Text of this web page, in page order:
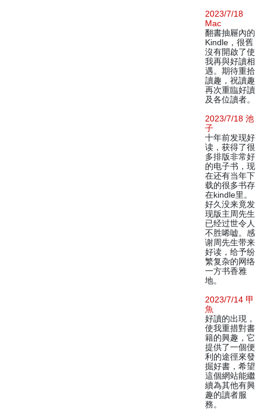
2023/7/18
Mac
翻書抽屜內的
Kindle，很舊
沒有開啟了使
我再與好讀相
遇。期待重拾
讀趣，祝讀趣
再次重臨好讀
及各位讀者。
2023/7/18 池
子
十年前发现好
读，获得了很
多排版非常好
的电子书，现
在还有当年下
载的很多书存
在kindle里。
好久没来竟发
现版主周先生
已经过世令人
不胜唏嘘。感
谢周先生带来
好读，给予纷
繁复杂的网络
一方书香雅
地。
2023/7/14 甲
魚
好讀的出現，
使我重措對書
籍的興趣，它
提供了一個便
利的途徑來發
掘好書，希望
這個網站能繼
續為其他有興
趣的讀者服
務。